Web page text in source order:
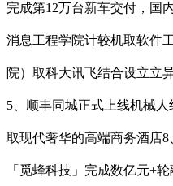
完成第12万台新车交付，国
消息工程学院计较机取软件
院）取科大讯飞结合设立立
5、顺丰同城正式上线机械
取现代奢华的高端商务酒店
「觅蜂科技」完成数亿元+轮